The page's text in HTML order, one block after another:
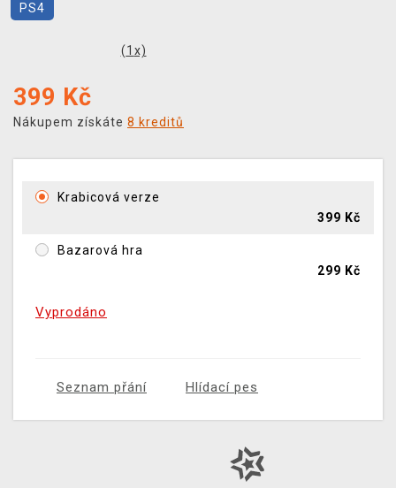
PS4
(1 x)
399 Kč
Nákupem získáte 8 kreditů
Krabicová verze
399 Kč
Bazarová hra
299 Kč
Vyprodáno
Seznam přání Hlídací pes